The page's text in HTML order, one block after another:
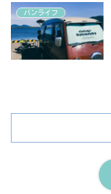
バンライフ